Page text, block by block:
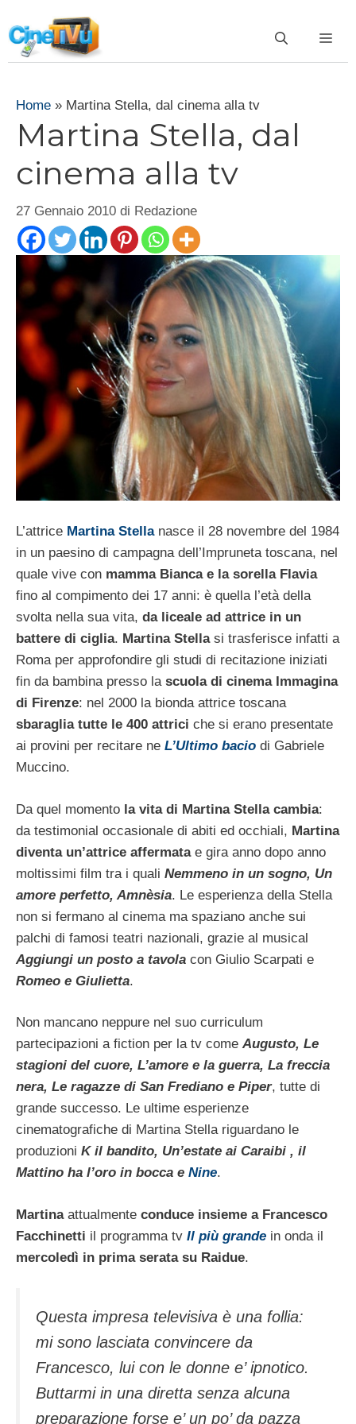
al
contenuto
Home » Martina Stella, dal cinema alla tv
Martina Stella, dal
cinema alla tv
27 Gennaio 2010 di Redazione
L’attrice Martina Stella nasce il 28 novembre del 1984
in un paesino di campagna dell’Impruneta toscana, nel
quale vive con mamma Bianca e la sorella Flavia
fino al compimento dei 17 anni: è quella l’età della
svolta nella sua vita, da liceale ad attrice in un
battere di ciglia. Martina Stella si trasferisce infatti a
Roma per approfondire gli studi di recitazione iniziati
fin da bambina presso la scuola di cinema Immagina
di Firenze: nel 2000 la bionda attrice toscana
sbaraglia tutte le 400 attrici che si erano presentate
ai provini per recitare ne L’Ultimo bacio di Gabriele
Muccino.
Da quel momento la vita di Martina Stella cambia:
da testimonial occasionale di abiti ed occhiali, Martina
diventa un’attrice affermata e gira anno dopo anno
moltissimi film tra i quali Nemmeno in un sogno, Un
amore perfetto, Amnèsia. Le esperienza della Stella
non si fermano al cinema ma spaziano anche sui
palchi di famosi teatri nazionali, grazie al musical
Aggiungi un posto a tavola con Giulio Scarpati e
Romeo e Giulietta.
Non mancano neppure nel suo curriculum
partecipazioni a fiction per la tv come Augusto, Le
stagioni del cuore, L’amore e la guerra, La freccia
nera, Le ragazze di San Frediano e Piper, tutte di
grande successo. Le ultime esperienze
cinematografiche di Martina Stella riguardano le
produzioni K il bandito, Un’estate ai Caraibi , il
Mattino ha l’oro in bocca e Nine.
Martina attualmente conduce insieme a Francesco
Facchinetti il programma tv Il più grande in onda il
mercoledì in prima serata su Raidue.
Questa impresa televisiva è una follia:
mi sono lasciata convincere da
Francesco, lui con le donne e’ ipnotico.
Buttarmi in una diretta senza alcuna
preparazione forse e’ un po’ da pazza